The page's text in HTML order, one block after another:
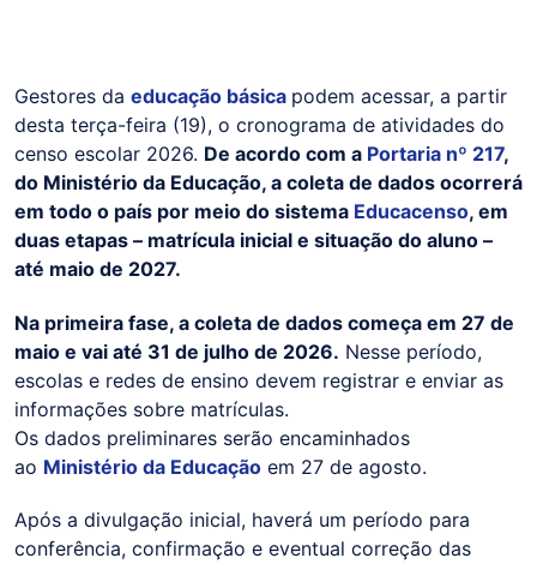
Gestores da educação básica podem acessar, a partir
desta terça-feira (19), o cronograma de atividades do
censo escolar 2026. De acordo com a Portaria nº 217,
do Ministério da Educação, a coleta de dados ocorrerá
em todo o país por meio do sistema Educacenso, em
duas etapas – matrícula inicial e situação do aluno –
até maio de 2027.
Na primeira fase, a coleta de dados começa em 27 de
maio e vai até 31 de julho de 2026. Nesse período,
escolas e redes de ensino devem registrar e enviar as
informações sobre matrículas.
Os dados preliminares serão encaminhados
ao Ministério da Educação em 27 de agosto.
Após a divulgação inicial, haverá um período para
conferência, confirmação e eventual correção das